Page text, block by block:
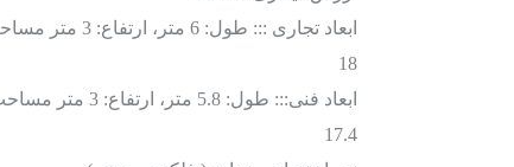
ابعاد تجاری ::: طول: 6 متر، ارتفاع:
18
ابعاد فنی::: طول: 5.8 متر، ارتفاع: 3
17.4